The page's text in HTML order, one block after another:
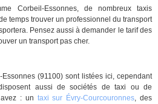
Corbeil-Essonnes, de nombreux taxis
temps trouver un professionnel du transport
Pensez aussi à demander le tarif des
un transport pas cher.
(91100) sont listées ici, cependant
aussi de sociétés de taxi ou de
: un taxi sur Évry-Courcouronnes, des